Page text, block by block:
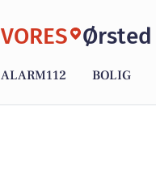
VORES Ørsted
ALARM112 BOLIG